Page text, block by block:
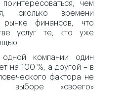
чем
сколько времени
рынке финансов, что
услуг те, кто уже
компании один
на 100 %, а другой – в
фактора не
выборе «своего»